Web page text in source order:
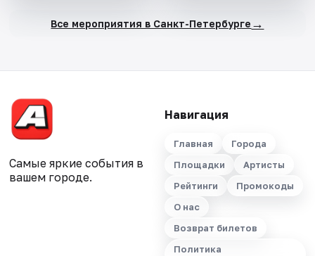
Все мероприятия в Санкт-Петербурге →
Самые яркие события в
вашем городе.
Навигация
Главная
Города
Площадки
Артисты
Рейтинги
Промокоды
О нас
Возврат билетов
Политика